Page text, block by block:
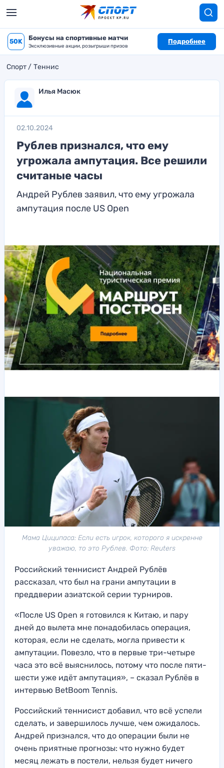
50K Бонусы на спортивные матчи
Эксклюзивные акции, розыгрыши призов
Подробнее
Спорт Теннис
Илья Масюк
02.10.2024
Рублев признался, что ему
угрожала ампутация. Все решили
считаные часы
Андрей Рублев заявил, что ему угрожала
ампутация после US Open
Мама Циципаса: Если есть игрок, которого я искренне
уважаю, то это Рублев. Фото: Reuters
Российский теннисист Андрей Рублёв
рассказал, что был на грани ампутации в
преддверии азиатской серии турниров.
«После US Open я готовился к Китаю, и пару
дней до вылета мне понадобилась операция,
которая, если не сделать, могла привести к
ампутации. Повезло, что в первые три-четыре
часа это всё выяснилось, потому что после пяти-
шести уже идёт ампутация», – сказал Рублёв в
интервью BetBoom Tennis.
Российский теннисист добавил, что всё успели
сделать, и завершилось лучше, чем ожидалось.
Андрей признался, что до операции были не
очень приятные прогнозы: что нужно будет
месяц лежать в постели, нельзя будет ничего